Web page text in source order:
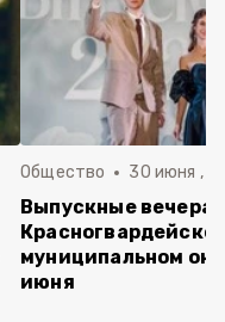
Общество 30 июня ,
Выпускные вечера
муниципальном
июня